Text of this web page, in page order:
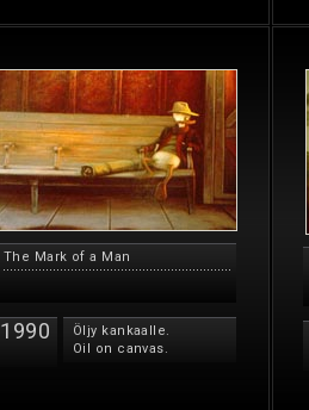
The Mark of a Man
1990
Öljy kankaalle.
Oil on canvas.